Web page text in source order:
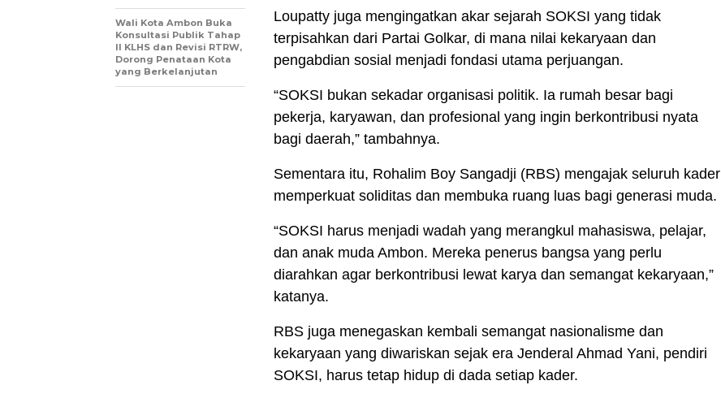
Loupatty juga mengingatkan akar sejarah SOKSI yang tidak
terpisahkan dari Partai Golkar, di mana nilai kekaryaan dan
pengabdian sosial menjadi fondasi utama perjuangan.
“SOKSI bukan sekadar organisasi politik. Ia rumah besar bagi
pekerja, karyawan, dan profesional yang ingin berkontribusi nyata
bagi daerah,” tambahnya.
Sementara itu, Rohalim Boy Sangadji (RBS) mengajak seluruh kader
memperkuat soliditas dan membuka ruang luas bagi generasi muda.
“SOKSI harus menjadi wadah yang merangkul mahasiswa, pelajar,
dan anak muda Ambon. Mereka penerus bangsa yang perlu
diarahkan agar berkontribusi lewat karya dan semangat kekaryaan,”
katanya.
RBS juga menegaskan kembali semangat nasionalisme dan
kekaryaan yang diwariskan sejak era Jenderal Ahmad Yani, pendiri
SOKSI, harus tetap hidup di dada setiap kader.
Wali Kota Ambon Buka
Konsultasi Publik Tahap
II KLHS dan Revisi RTRW,
Dorong Penataan Kota
yang Berkelanjutan